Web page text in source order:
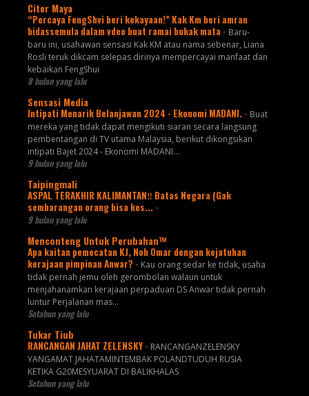
Citer Maya
“Percaya FengShvi beri kekayaan!” Kak Km beri amran
bidassemula dalam vdeo buat ramai bukak mata - Baru-
baru ini, usahawan sensasi Kak KM atau nama sebenar, Liana
Rosli teruk dikcam selepas dirinya mempercayai manfaat dan
kebaikan FengShui
8 bulan yang lalu
Sensasi Media
Intipati Menarik Belanjawan 2024 - Ekonomi MADANI. - Buat
mereka yang tidak dapat mengikuti siaran secara langsung
pembentangan di TV utama Malaysia, berikut dikongsikan
intipati Bajet 2024 - Ekonomi MADANI...
9 bulan yang lalu
Taipingmali
ASPAL TERAKHIR KALIMANTAN‼️ Batas Negara (Gak
sembarangan orang bisa kes... -
9 bulan yang lalu
Menconteng Untuk Perubahan™
Apa kaitan pemecatan KJ, Noh Omar dengan kejatuhan
kerajaan pimpinan Anwar? - Kau orang sedar ke tidak, usaha
tidak pernah jemu oleh gerombolan walaun untuk
menjahanamkan kerajaan perpaduan DS Anwar tidak pernah
luntur Perjalanan mas...
Setahun yang lalu
Tukar Tiub
RANCANGAN JAHAT ZELENSKY - RANCANGANZELENSKY
YANGAMAT JAHATAMINTEMBAK POLANDTUDUH RUSIA
KETIKA G20MESYUARAT DI BALIKHALAS
Setahun yang lalu